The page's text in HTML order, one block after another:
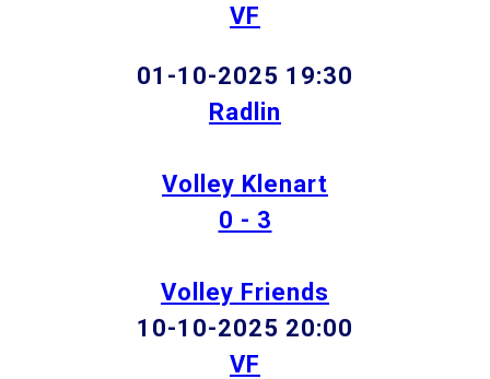
VF
01-10-2025 19:30
Radlin
Volley Klenart
0 - 3
Volley Friends
10-10-2025 20:00
VF